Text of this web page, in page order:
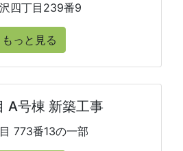
四丁目239番9
もっと見る
A号棟 新築工事
773番13の一部